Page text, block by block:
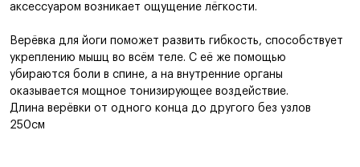
аксессуаром возникает ощущение лёгкости.
Верёвка для йоги поможет развить гибкость, способствует
укреплению мышц во всём теле. С её же помощью
убираются боли в спине, а на внутренние органы
оказывается мощное тонизирующее воздействие.
Длина верёвки от одного конца до другого без узлов
250см